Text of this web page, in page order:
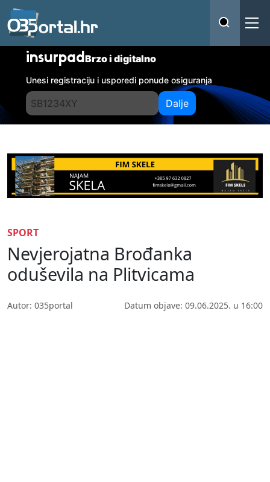
insurpadBrzo i digitalno
Unesi registraciju i usporedi ponude osiguranja
Dalje
SPORT
Nevjerojatna Brođanka
oduševila na Plitvicama
Autor: 035portal Datum objave: 09.06.2025. u 16:00